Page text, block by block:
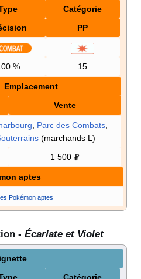
Catégorie
PP
% 15
Emplacement
Vente
Parc des Combats
(marchands L)
1 500
aptes
Pokémon aptes
- Écarlate et Violet
Catégorie